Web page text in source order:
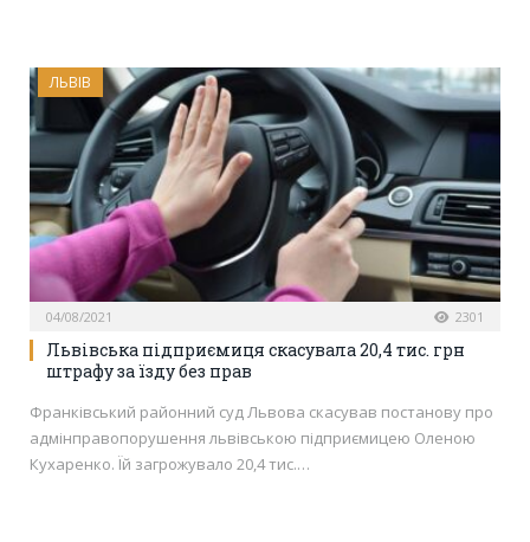
ЛЬВІВ
04/08/2021 2301
Львівська підприємиця скасувала 20,4 тис. грн
штрафу за їзду без прав
Франківський районний суд Львова скасував постанову про
адмінправопорушення львівською підприємицею Оленою
Кухаренко. Їй загрожувало 20,4 тис.…